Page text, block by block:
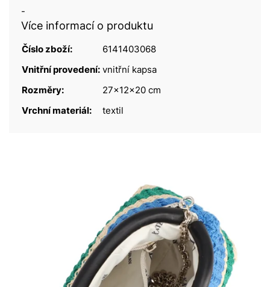
-
Více informací o produktu
Číslo zboží:
6141403068
Vnitřní provedení: vnitřní kapsa
Rozměry:
27x12x20 cm
Vrchní materiál:
textil